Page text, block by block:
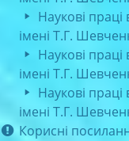
Наукові
імені Т.Г.
Наукові
імені Т.Г.
Наукові
імені Т.Г.
Корисні